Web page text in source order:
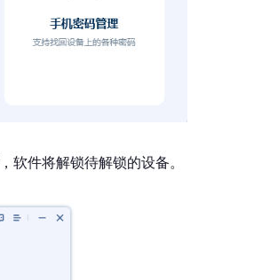
，软件将解锁待解锁的设备。